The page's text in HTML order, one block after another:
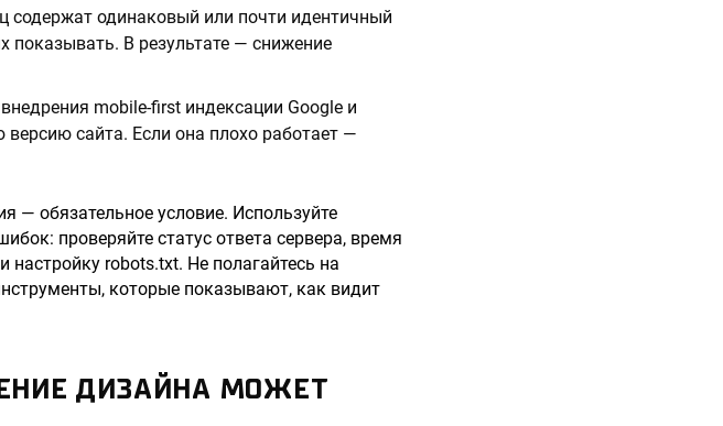
содержат одинаковый или почти идентичный
показывать. В результате — снижение
mobile-first индексации Google и
сайта. Если она плохо работает —
— обязательное условие. Используйте
проверяйте статус ответа сервера, время
настройку robots.txt. Не полагайтесь на
которые показывают, как видит
ДИЗАЙНА МОЖЕТ